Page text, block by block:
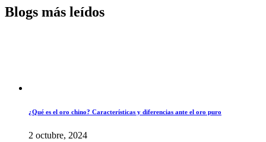
Blogs más leídos
¿Qué es el oro chino? Características y diferencias ante el oro puro
2 octubre, 2024